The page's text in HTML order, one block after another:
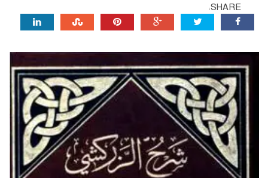
SHARE: